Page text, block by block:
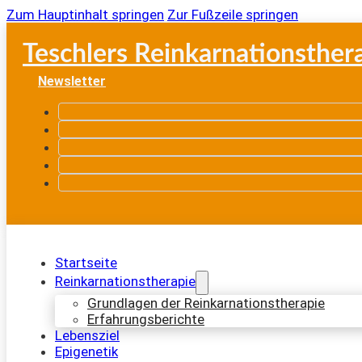
Zum Hauptinhalt springen Zur Fußzeile springen
Teschlers
Newsletter
Startseite
Reinkarnationstherapie
Grundlagen der Reinkarnationstherapie
Erfahrungsberichte
Lebensziel
Epigenetik